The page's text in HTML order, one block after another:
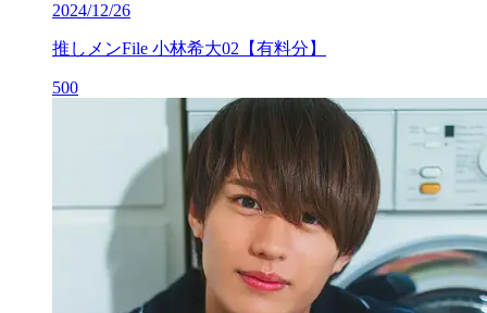
2024/12/26
推しメンFile 小林希大02【有料分】
500